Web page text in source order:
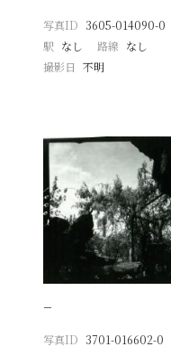
写真ID 3605-014090-0
駅 なし 路線 なし
撮影日
不明
−
写真ID 3701-016602-0